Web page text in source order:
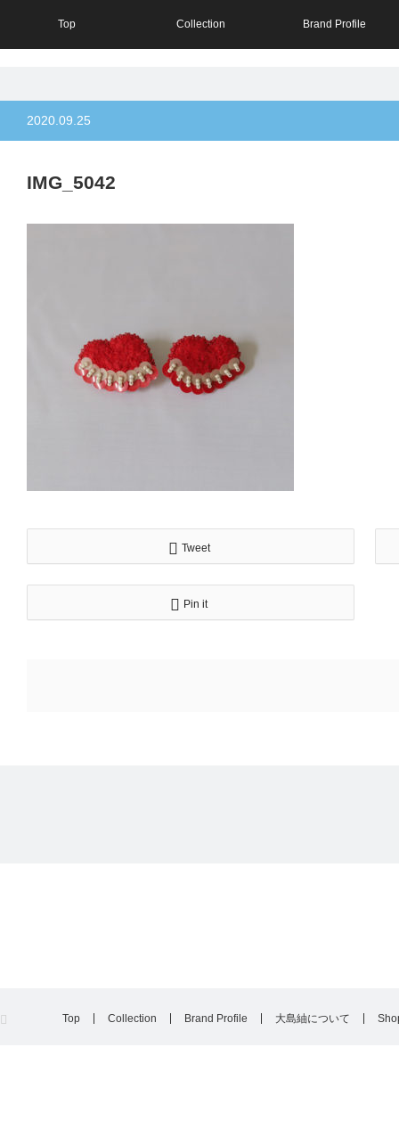
Top Collection Brand Profile
2020.09.25
IMG_5042
Tweet
Pin it
Top Collection Brand Profile 大島紬について